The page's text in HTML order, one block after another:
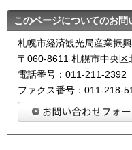
このページについてのお問
札幌市経済観光局産業振
〒060-8611 札幌市中央
電話番号：011-211-2392
ファクス番号：011-218-